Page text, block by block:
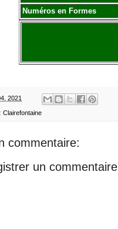
Numéros en Formes
2021
Clairefontaine
commentaire:
un commentaire